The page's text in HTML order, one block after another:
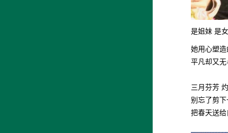
是姐妹 是
她用心塑
平凡却又
三月芬芳
别忘了剪
把春天送给